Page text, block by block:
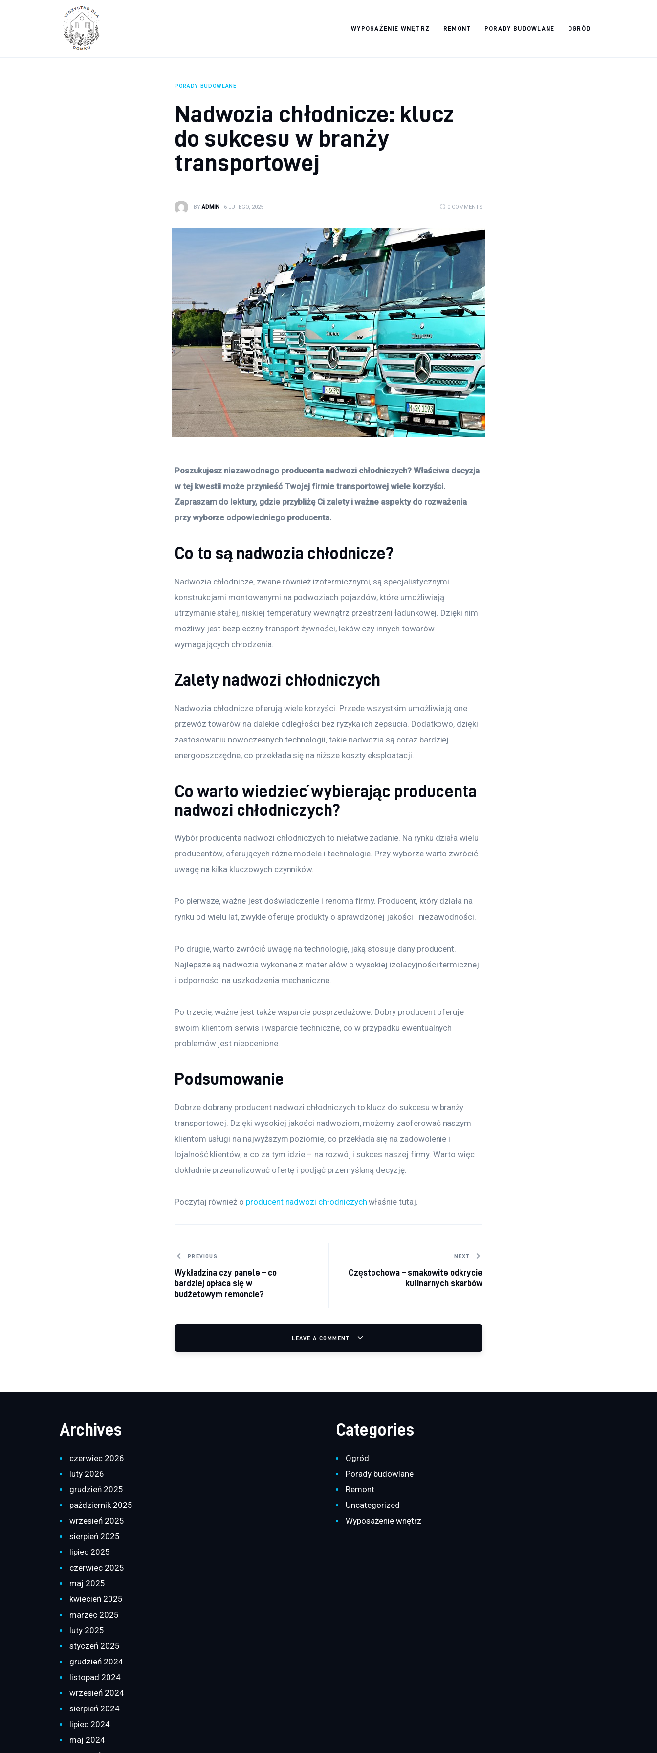
WYPOSAŻENIE WNĘTRZ REMONT PORADY BUDOWLANE OGRÓD
Wyposażenie wnętrz
PORADY BUDOWLANE
Nadwozia chłodnicze: klucz
do sukcesu w branży
transportowej
BY ADMIN 6 LUTEGO, 2025 0 COMMENTS
Poszukujesz niezawodnego producenta nadwozi chłodniczych? Właściwa decyzja
w tej kwestii może przynieść Twojej firmie transportowej wiele korzyści.
Zapraszam do lektury, gdzie przybliżę Ci zalety i ważne aspekty do rozważenia
przy wyborze odpowiedniego producenta.
Co to są nadwozia chłodnicze?
Nadwozia chłodnicze, zwane również izotermicznymi, są specjalistycznymi
konstrukcjami montowanymi na podwoziach pojazdów, które umożliwiają
utrzymanie stałej, niskiej temperatury wewnątrz przestrzeni ładunkowej. Dzięki nim
możliwy jest bezpieczny transport żywności, leków czy innych towarów
wymagających chłodzenia.
Zalety nadwozi chłodniczych
Nadwozia chłodnicze oferują wiele korzyści. Przede wszystkim umożliwiają one
przewóz towarów na dalekie odległości bez ryzyka ich zepsucia. Dodatkowo, dzięki
zastosowaniu nowoczesnych technologii, takie nadwozia są coraz bardziej
energooszczędne, co przekłada się na niższe koszty eksploatacji.
Co warto wiedzieć wybierając producenta
nadwozi chłodniczych?
Wybór producenta nadwozi chłodniczych to niełatwe zadanie. Na rynku działa wielu
producentów, oferujących różne modele i technologie. Przy wyborze warto zwrócić
uwagę na kilka kluczowych czynników.
Po pierwsze, ważne jest doświadczenie i renoma firmy. Producent, który działa na
rynku od wielu lat, zwykle oferuje produkty o sprawdzonej jakości i niezawodności.
Po drugie, warto zwrócić uwagę na technologię, jaką stosuje dany producent.
Najlepsze są nadwozia wykonane z materiałów o wysokiej izolacyjności termicznej
i odporności na uszkodzenia mechaniczne.
Po trzecie, ważne jest także wsparcie posprzedażowe. Dobry producent oferuje
swoim klientom serwis i wsparcie techniczne, co w przypadku ewentualnych
problemów jest nieocenione.
Podsumowanie
Dobrze dobrany producent nadwozi chłodniczych to klucz do sukcesu w branży
transportowej. Dzięki wysokiej jakości nadwoziom, możemy zaoferować naszym
klientom usługi na najwyższym poziomie, co przekłada się na zadowolenie i
lojalność klientów, a co za tym idzie – na rozwój i sukces naszej firmy. Warto więc
dokładnie przeanalizować ofertę i podjąć przemyślaną decyzję.
Poczytaj również o producent nadwozi chłodniczych właśnie tutaj.
Nawigacja wpisu
PREVIOUS
Wykładzina czy panele – co
bardziej opłaca się w
budżetowym remoncie?
NEXT
Częstochowa – smakowite odkrycie
kulinarnych skarbów
LEAVE A COMMENT
Archives
czerwiec 2026
luty 2026
grudzień 2025
październik 2025
wrzesień 2025
sierpień 2025
lipiec 2025
czerwiec 2025
maj 2025
kwiecień 2025
marzec 2025
luty 2025
styczeń 2025
grudzień 2024
listopad 2024
wrzesień 2024
sierpień 2024
lipiec 2024
maj 2024
Categories
Ogród
Porady budowlane
Remont
Uncategorized
Wyposażenie wnętrz